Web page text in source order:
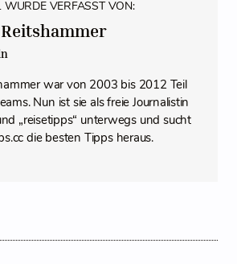
WURDE VERFASST VON:
war von 2003 bis 2012 Teil
Nun ist sie als freie Journalistin
„reisetipps“ unterwegs und sucht
die besten Tipps heraus.